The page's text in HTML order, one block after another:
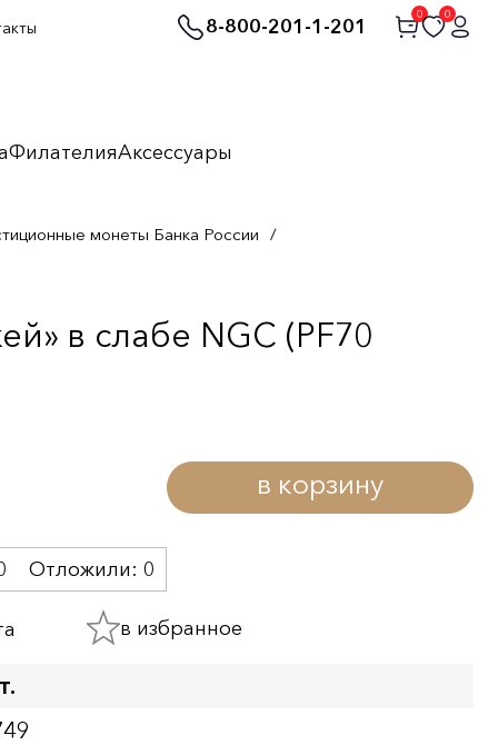
8-800-201-1-201
0 0
ФилателияАксессуары
монеты Банка России /
в слабе NGC (PF70
в корзину
Отложили: 0
в избранное